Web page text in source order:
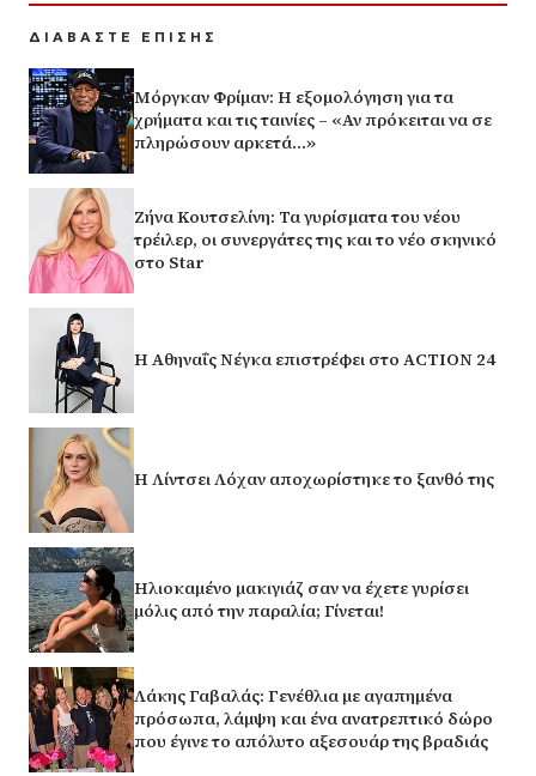
ΔΙΑΒΑΣΤΕ ΕΠΙΣΗΣ
Μόργκαν Φρίμαν: Η εξομολόγηση για τα
χρήματα και τις ταινίες – «Αν πρόκειται να σε
πληρώσουν αρκετά…»
Ζήνα Κουτσελίνη: Τα γυρίσματα του νέου
τρέιλερ, οι συνεργάτες της και το νέο σκηνικό
στο Star
Η Αθηναΐς Νέγκα επιστρέφει στο ACTION 24
Η Λίντσει Λόχαν αποχωρίστηκε το ξανθό της
Ηλιοκαμένο μακιγιάζ σαν να έχετε γυρίσει
μόλις από την παραλία; Γίνεται!
Λάκης Γαβαλάς: Γενέθλια με αγαπημένα
πρόσωπα, λάμψη και ένα ανατρεπτικό δώρο
που έγινε το απόλυτο αξεσουάρ της βραδιάς